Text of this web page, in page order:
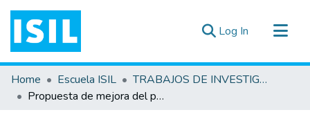
Log In (current)
All of DSpace
Statistics
Home Escuela ISIL
TRABAJOS DE INVESTIGACIÓN
Propuesta de mejora del proceso de despacho en una empresa comercializadora de sal de la Provincia Constitucional del Callao 2024